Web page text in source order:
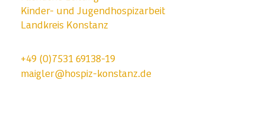
Kinder- und Jugendhospizarbeit
Landkreis Konstanz
+49 (0)7531 69138-19
maigler@hospiz-konstanz.de